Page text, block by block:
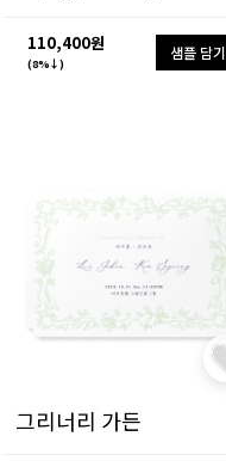
110,400원
(8%↓)
샘플 담기
그리너리 가든